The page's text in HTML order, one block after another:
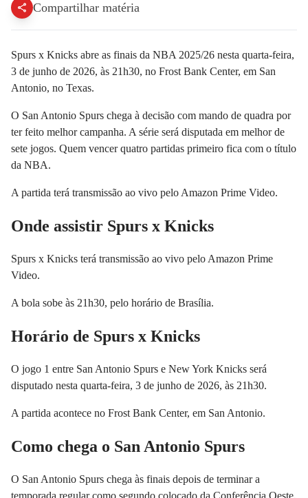
Compartilhar matéria
Spurs x Knicks abre as finais da NBA 2025/26 nesta quarta-feira,
3 de junho de 2026, às 21h30, no Frost Bank Center, em San
Antonio, no Texas.
O San Antonio Spurs chega à decisão com mando de quadra por
ter feito melhor campanha. A série será disputada em melhor de
sete jogos. Quem vencer quatro partidas primeiro fica com o título
da NBA.
A partida terá transmissão ao vivo pelo Amazon Prime Video.
Onde assistir Spurs x Knicks
Spurs x Knicks terá transmissão ao vivo pelo Amazon Prime
Video.
A bola sobe às 21h30, pelo horário de Brasília.
Horário de Spurs x Knicks
O jogo 1 entre San Antonio Spurs e New York Knicks será
disputado nesta quarta-feira, 3 de junho de 2026, às 21h30.
A partida acontece no Frost Bank Center, em San Antonio.
Como chega o San Antonio Spurs
O San Antonio Spurs chega às finais depois de terminar a
temporada regular como segundo colocado da Conferência Oeste,